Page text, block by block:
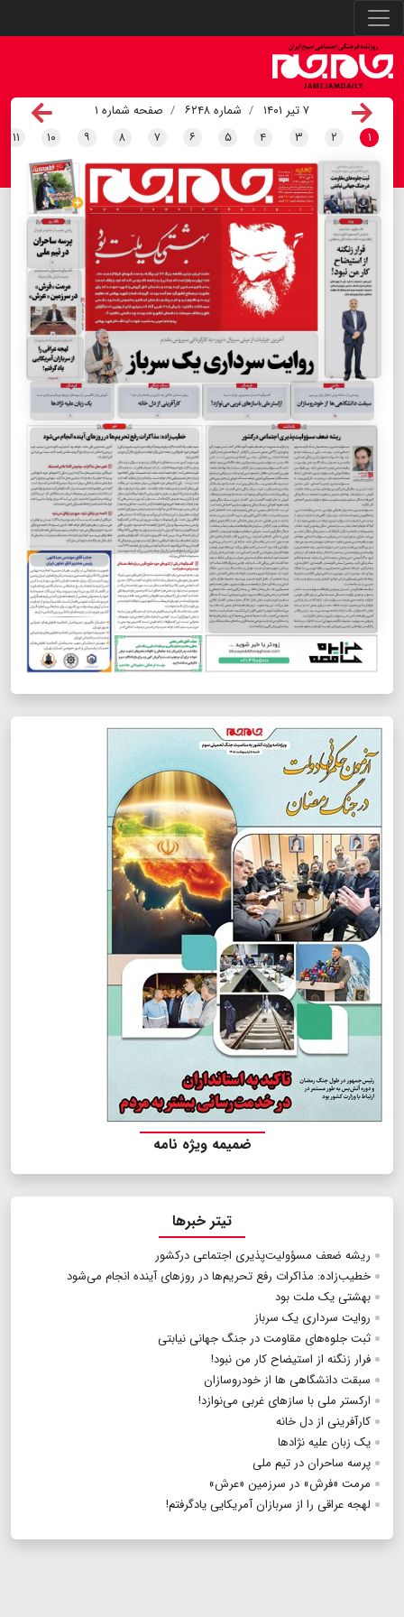
۷ تیر ۱۴۰۱ شماره ۶۲۴۸
صفحه شماره ۱
۱
۲ ۳ ۴ ۵ ۶ ۷ ۸ ۹ ۱۰ ۱۱
ضمیمه ویژه نامه
تیتر خبرها
ریشه ضعف مسؤولیت‌پذیری اجتماعی درکشور
خطیب‌زاده: مذاکرات رفع تحریم‌ها در روزهای آینده انجام می‌شود
بهشتی یک ملت بود
روایت سرداری یک سرباز
ثبت جلوه‌های مقاومت در جنگ جهانی نیابتی
فرار زنگنه از استیضاح کار من نبود!
سبقت دانشگاهی ها از خودروسازان
ارکستر ملی با سازهای غربی می‌نوازد!
کارآفرینی از دل خانه
یک زبان علیه نژادها
پرسه ساحران در تیم ملی
مرمت‌ «فرش» در سرزمین «عرش»
لهجه عراقی را از سربازان آمریکایی یادگرفتم!